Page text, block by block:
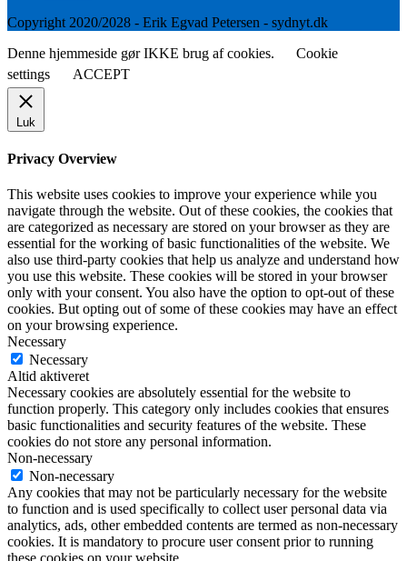
Copyright 2020/2028 - Erik Egvad Petersen - sydnyt.dk
Denne hjemmeside gør IKKE brug af cookies.
Cookie
settings
ACCEPT
Luk
Privacy Overview
This website uses cookies to improve your experience while you
navigate through the website. Out of these cookies, the cookies that
are categorized as necessary are stored on your browser as they are
essential for the working of basic functionalities of the website. We
also use third-party cookies that help us analyze and understand how
you use this website. These cookies will be stored in your browser
only with your consent. You also have the option to opt-out of these
cookies. But opting out of some of these cookies may have an effect
on your browsing experience.
Necessary
Necessary
Altid aktiveret
Necessary cookies are absolutely essential for the website to
function properly. This category only includes cookies that ensures
basic functionalities and security features of the website. These
cookies do not store any personal information.
Non-necessary
Non-necessary
Any cookies that may not be particularly necessary for the website
to function and is used specifically to collect user personal data via
analytics, ads, other embedded contents are termed as non-necessary
cookies. It is mandatory to procure user consent prior to running